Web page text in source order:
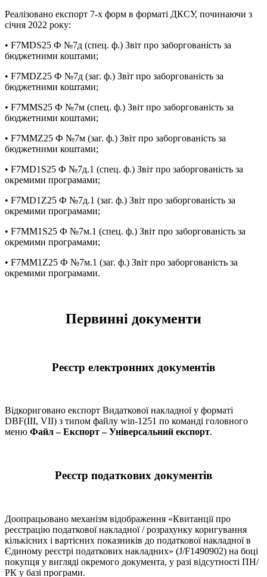
Реалізовано експорт 7-х форм в форматі ДКСУ, починаючи з
січня 2022 року:
• F7MDS25 Ф №7д (спец. ф.) Звіт про заборгованість за
бюджетними коштами;
• F7MDZ25 Ф №7д (заг. ф.) Звіт про заборгованість за
бюджетними коштами;
• F7MMS25 Ф №7м (спец. ф.) Звіт про заборгованість за
бюджетними коштами;
• F7MMZ25 Ф №7м (заг. ф.) Звіт про заборгованість за
бюджетними коштами;
• F7MD1S25 Ф №7д.1 (спец. ф.) Звіт про заборгованість за
окремими програмами;
• F7MD1Z25 Ф №7д.1 (заг. ф.) Звіт про заборгованість за
окремими програмами;
• F7MM1S25 Ф №7м.1 (спец. ф.) Звіт про заборгованість за
окремими програмами;
• F7MM1Z25 Ф №7м.1 (заг. ф.) Звіт про заборгованість за
окремими програмами.
Первинні документи
Реєстр електронних документів
Відкориговано експорт Видаткової накладної у форматі
DBF(III, VII) з типом файлу win-1251 по команді головного
меню Файл – Експорт – Універсальний експорт.
Реєстр податкових документів
Доопрацьовано механізм відображення «Квитанції про
реєстрацію податкової накладної / розрахунку коригування
кількісних і вартісних показників до податкової накладної в
Єдиному реєстрі податкових накладних» (J/F1490902) на боці
покупця у вигляді окремого документа, у разі відсутності ПН/
РК у базі програми.